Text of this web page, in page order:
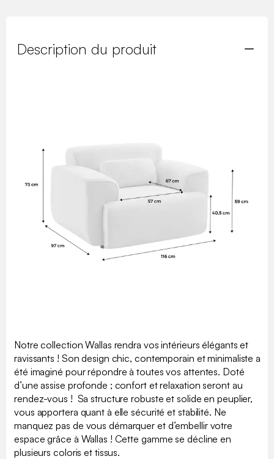
Description du produit
Notre collection Wallas rendra vos intérieurs élégants et
ravissants ! Son design chic, contemporain et minimaliste a
été imaginé pour répondre à toutes vos attentes. Doté
d’une assise profonde ; confort et relaxation seront au
rendez-vous ! Sa structure robuste et solide en peuplier,
vous apportera quant à elle sécurité et stabilité. Ne
manquez pas de vous démarquer et d’embellir votre
espace grâce à Wallas ! Cette gamme se décline en
plusieurs coloris et tissus.